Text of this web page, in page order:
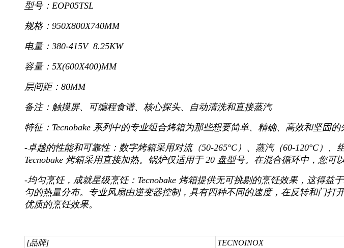
型号：EOP05TSL
规格：950X800X740MM
电量：380-415V 8.25KW
容量：5X(600X400)MM
层间距：80MM
备注：触摸屏、可编程食谱、核心探头、自动清洗和直接蒸汽
特征：Tecnobake 系列中的专业组合烤箱为那些想要简单、精确、高效和坚固
-卓越的性能和可靠性：数字烤箱采用对流（50-265°C）、蒸汽（60-120°C）
Tecnobake 烤箱采用直接加热。锅炉仅适用于 20 盘型号。在混合循环中，您可
-均匀烹饪，成就星级烹饪：Tecnobake 烤箱提供无可挑剔的烹饪效果，这得
匀的热量分布。专业风扇由逆变器控制，具有四种不同的速度，在反转和门打
优质的烹饪效果。
[品牌]
TECNOINOX